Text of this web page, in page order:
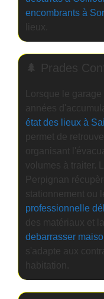
encombrants à
lieux.
🌲 Prades
Lorsque le
années
état des lieux à
permet de
organisant
volumes à traiter.
Perpignan
stationnement ou
professionnelle
des matériaux et
debarrasser
s'adapte aux
habitation.